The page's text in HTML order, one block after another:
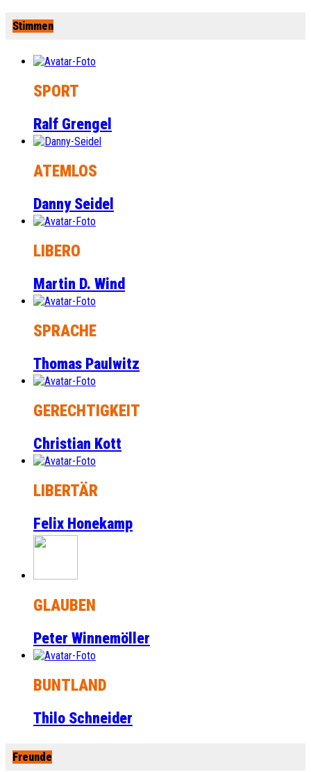
Stimmen
SPORT
Ralf Grengel
ATEMLOS
Danny Seidel
LIBERO
Martin D. Wind
SPRACHE
Thomas Paulwitz
GERECHTIGKEIT
Christian Kott
LIBERTÄR
Felix Honekamp
GLAUBEN
Peter Winnemöller
BUNTLAND
Thilo Schneider
Freunde